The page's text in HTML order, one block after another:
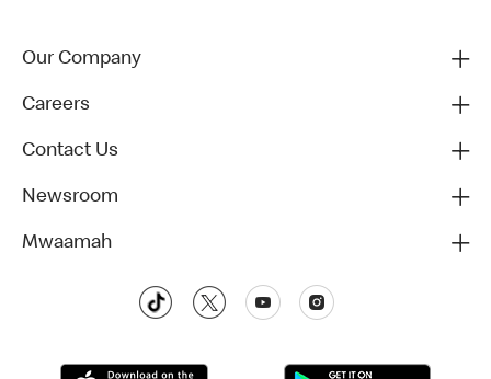
Our Company
Careers
Contact Us
Newsroom
Mwaamah